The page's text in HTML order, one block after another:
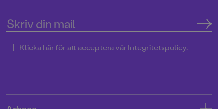
Klicka här för att acceptera vårIntegritetspolicy.